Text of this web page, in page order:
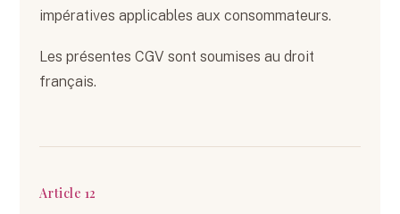
impératives applicables aux consommateurs.
Les présentes CGV sont soumises au droit
français.
Article 12